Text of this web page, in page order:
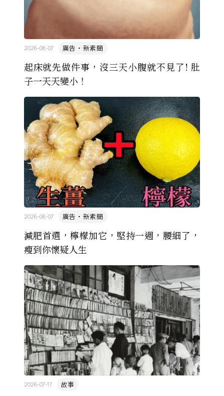
起床就先做件事，沒三天小腹就不見了! 肚
子一天天變小！
廣告・新素簡
2026-08-07
減肥首選，檸檬加它，堅持一週，腰細了，
瘦到你懷疑人生
廣告・新素簡
2026-08-07
故事
2026-07-17